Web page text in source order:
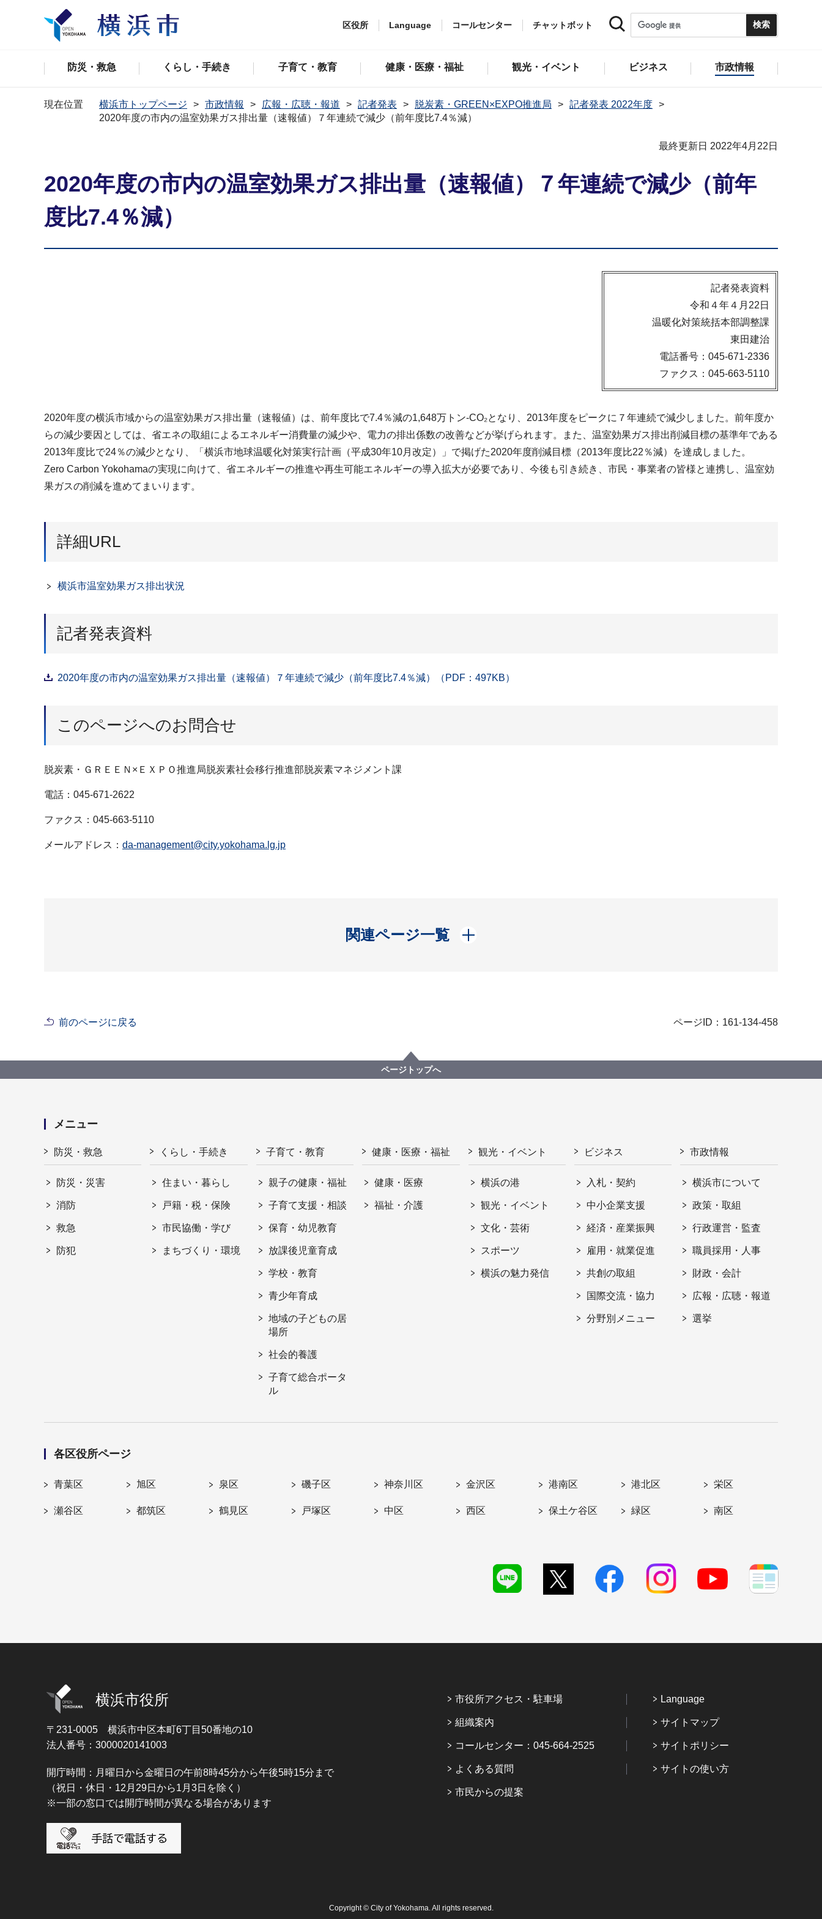
区役所 Language コールセンター チャットボット
防災・救急 くらし・手続き 子育て・教育 健康・医療・福祉 観光・イベント ビジネス 市政情報
現在位置 横浜市トップページ 市政情報 広報・広聴・報道 記者発表 脱炭素・GREEN×EXPO推進局
記者発表 2022年度
2020年度の市内の温室効果ガス排出量（速報値）７年連続で減少（前年度比7.4％減）
最終更新日 2022年4月22日
2020年度の市内の温室効果ガス排出量（速報値）７年連続で減少（前年
度比7.4％減）
記者発表資料
令和４年４月22日
温暖化対策統括本部調整課
東田建治
電話番号：045-671-2336
ファクス：045-663-5110
2020年度の横浜市域からの温室効果ガス排出量（速報値）は、前年度比で7.4％減の1,648万トン-CO₂となり、2013年度をピークに７年連続で減少しました。前年度か
らの減少要因としては、省エネの取組によるエネルギー消費量の減少や、電力の排出係数の改善などが挙げられます。また、温室効果ガス排出削減目標の基準年である
2013年度比で24％の減少となり、「横浜市地球温暖化対策実行計画（平成30年10月改定）」で掲げた2020年度削減目標（2013年度比22％減）を達成しました。
Zero Carbon Yokohamaの実現に向けて、省エネルギーの推進や再生可能エネルギーの導入拡大が必要であり、今後も引き続き、市民・事業者の皆様と連携し、温室効
果ガスの削減を進めてまいります。
詳細URL
横浜市温室効果ガス排出状況
記者発表資料
2020年度の市内の温室効果ガス排出量（速報値）７年連続で減少（前年度比7.4％減）（PDF：497KB）
このページへのお問合せ
脱炭素・ＧＲＥＥＮ×ＥＸＰＯ推進局脱炭素社会移行推進部脱炭素マネジメント課
電話：045-671-2622
ファクス：045-663-5110
メールアドレス： da-management@city.yokohama.lg.jp
関連ページ一覧
開く
前のページに戻る ページID：161-134-458
ページトップへ
メニュー
防災・救急
防災・災害
消防
救急
防犯
くらし・手続き
住まい・暮らし
戸籍・税・保険
市民協働・学び
まちづくり・環境
子育て・教育
親子の健康・福祉
子育て支援・相談
保育・幼児教育
放課後児童育成
学校・教育
青少年育成
地域の子どもの居
場所
社会的養護
子育て総合ポータ
ル
健康・医療・福祉
健康・医療
福祉・介護
観光・イベント
横浜の港
観光・イベント
文化・芸術
スポーツ
横浜の魅力発信
ビジネス
入札・契約
中小企業支援
経済・産業振興
雇用・就業促進
共創の取組
国際交流・協力
分野別メニュー
市政情報
横浜市について
政策・取組
行政運営・監査
職員採用・人事
財政・会計
広報・広聴・報道
選挙
各区役所ページ
青葉区 旭区 泉区 磯子区 神奈川区 金沢区 港南区 港北区 栄区
瀬谷区 都筑区 鶴見区 戸塚区 中区 西区 保土ケ谷区 緑区 南区
横浜市役所
〒231-0005 横浜市中区本町6丁目50番地の10
法人番号：3000020141003
開庁時間：月曜日から金曜日の午前8時45分から午後5時15分まで
（祝日・休日・12月29日から1月3日を除く）
※一部の窓口では開庁時間が異なる場合があります
市役所アクセス・駐車場
組織案内
コールセンター：045-664-2525
よくある質問
市民からの提案
Language
サイトマップ
サイトポリシー
サイトの使い方
Copyright © City of Yokohama. All rights reserved.